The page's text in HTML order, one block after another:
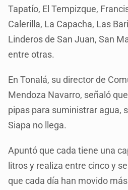
Tapatío, El Tempizque,
Calerilla, La Capacha, Las
Linderos de San Juan, San
entre otras.
En Tonalá, su director de
Mendoza Navarro, señaló
pipas para suministrar agua,
Siapa no llega.
Apuntó que cada tiene una
litros y realiza entre cinco y
que cada día han movido